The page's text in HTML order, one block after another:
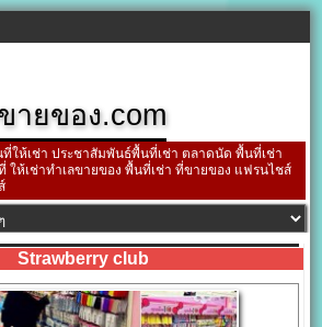
ายของ.com
ให้เช่า ประชาสัมพันธ์พื้นที่เช่า ตลาดนัด พื้นที่เช่า
ให้เช่าทำเลขายของ พื้นที่เช่า ที่ขายของ แฟรนไชส์
Strawberry club